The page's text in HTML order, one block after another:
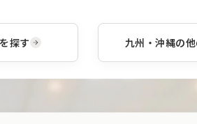
探す 九州・沖縄の